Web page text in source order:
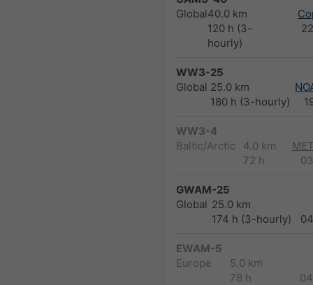
Global40.0 km
120 h (3-
hourly)
WW3-25
Global 25.0 km
180 h (3-hourly)
WW3-4
Baltic/Arctic
4.0 km
72 h
GWAM-25
Global 25.0 km
174 h (3-hourly)
EWAM-5
Europe
5.0 km
78 h